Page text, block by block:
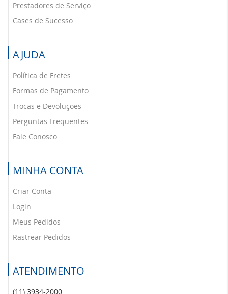
Prestadores de Serviço
Cases de Sucesso
AJUDA
Política de Fretes
Formas de Pagamento
Trocas e Devoluções
Perguntas Frequentes
Fale Conosco
MINHA CONTA
Criar Conta
Login
Meus Pedidos
Rastrear Pedidos
ATENDIMENTO
(11) 3934-2000